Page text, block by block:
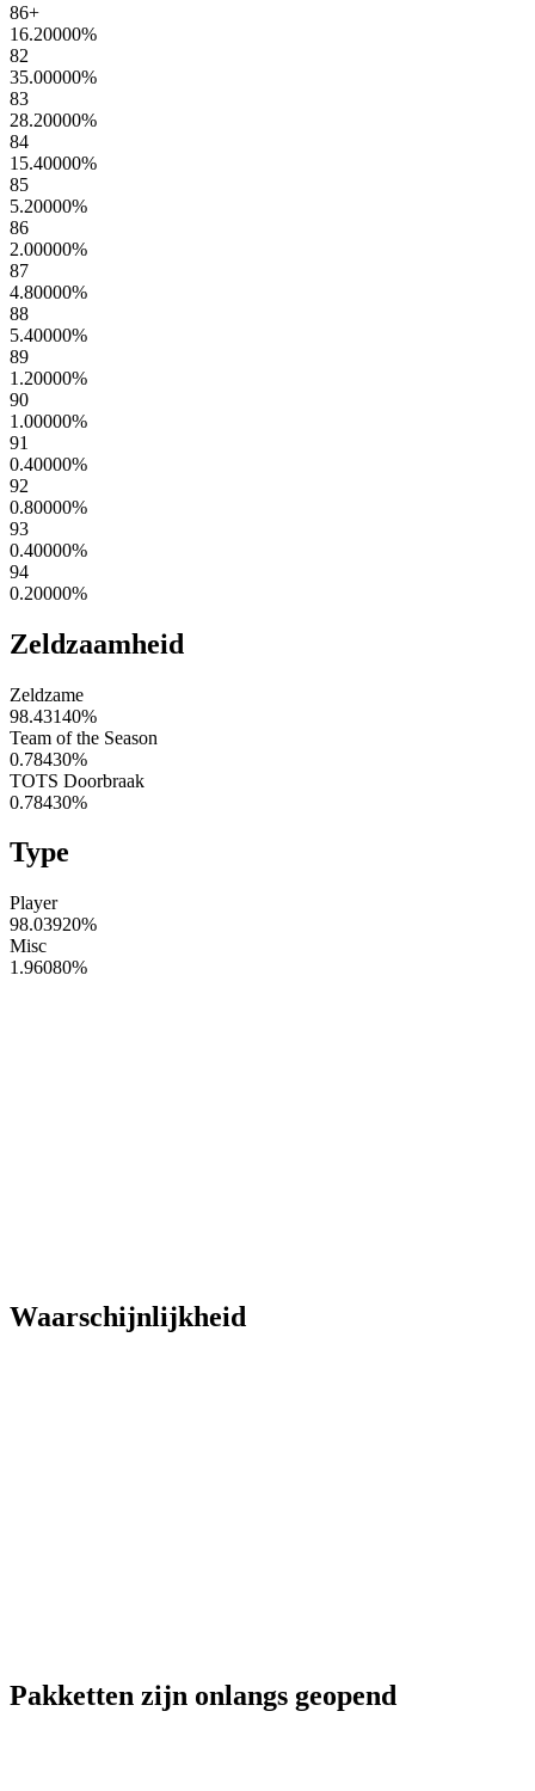
86+
16.20000%
82
35.00000%
83
28.20000%
84
15.40000%
85
5.20000%
86
2.00000%
87
4.80000%
88
5.40000%
89
1.20000%
90
1.00000%
91
0.40000%
92
0.80000%
93
0.40000%
94
0.20000%
Zeldzaamheid
Zeldzame
98.43140%
Team of the Season
0.78430%
TOTS Doorbraak
0.78430%
Type
Player
98.03920%
Misc
1.96080%
Waarschijnlijkheid
Pakketten zijn onlangs geopend